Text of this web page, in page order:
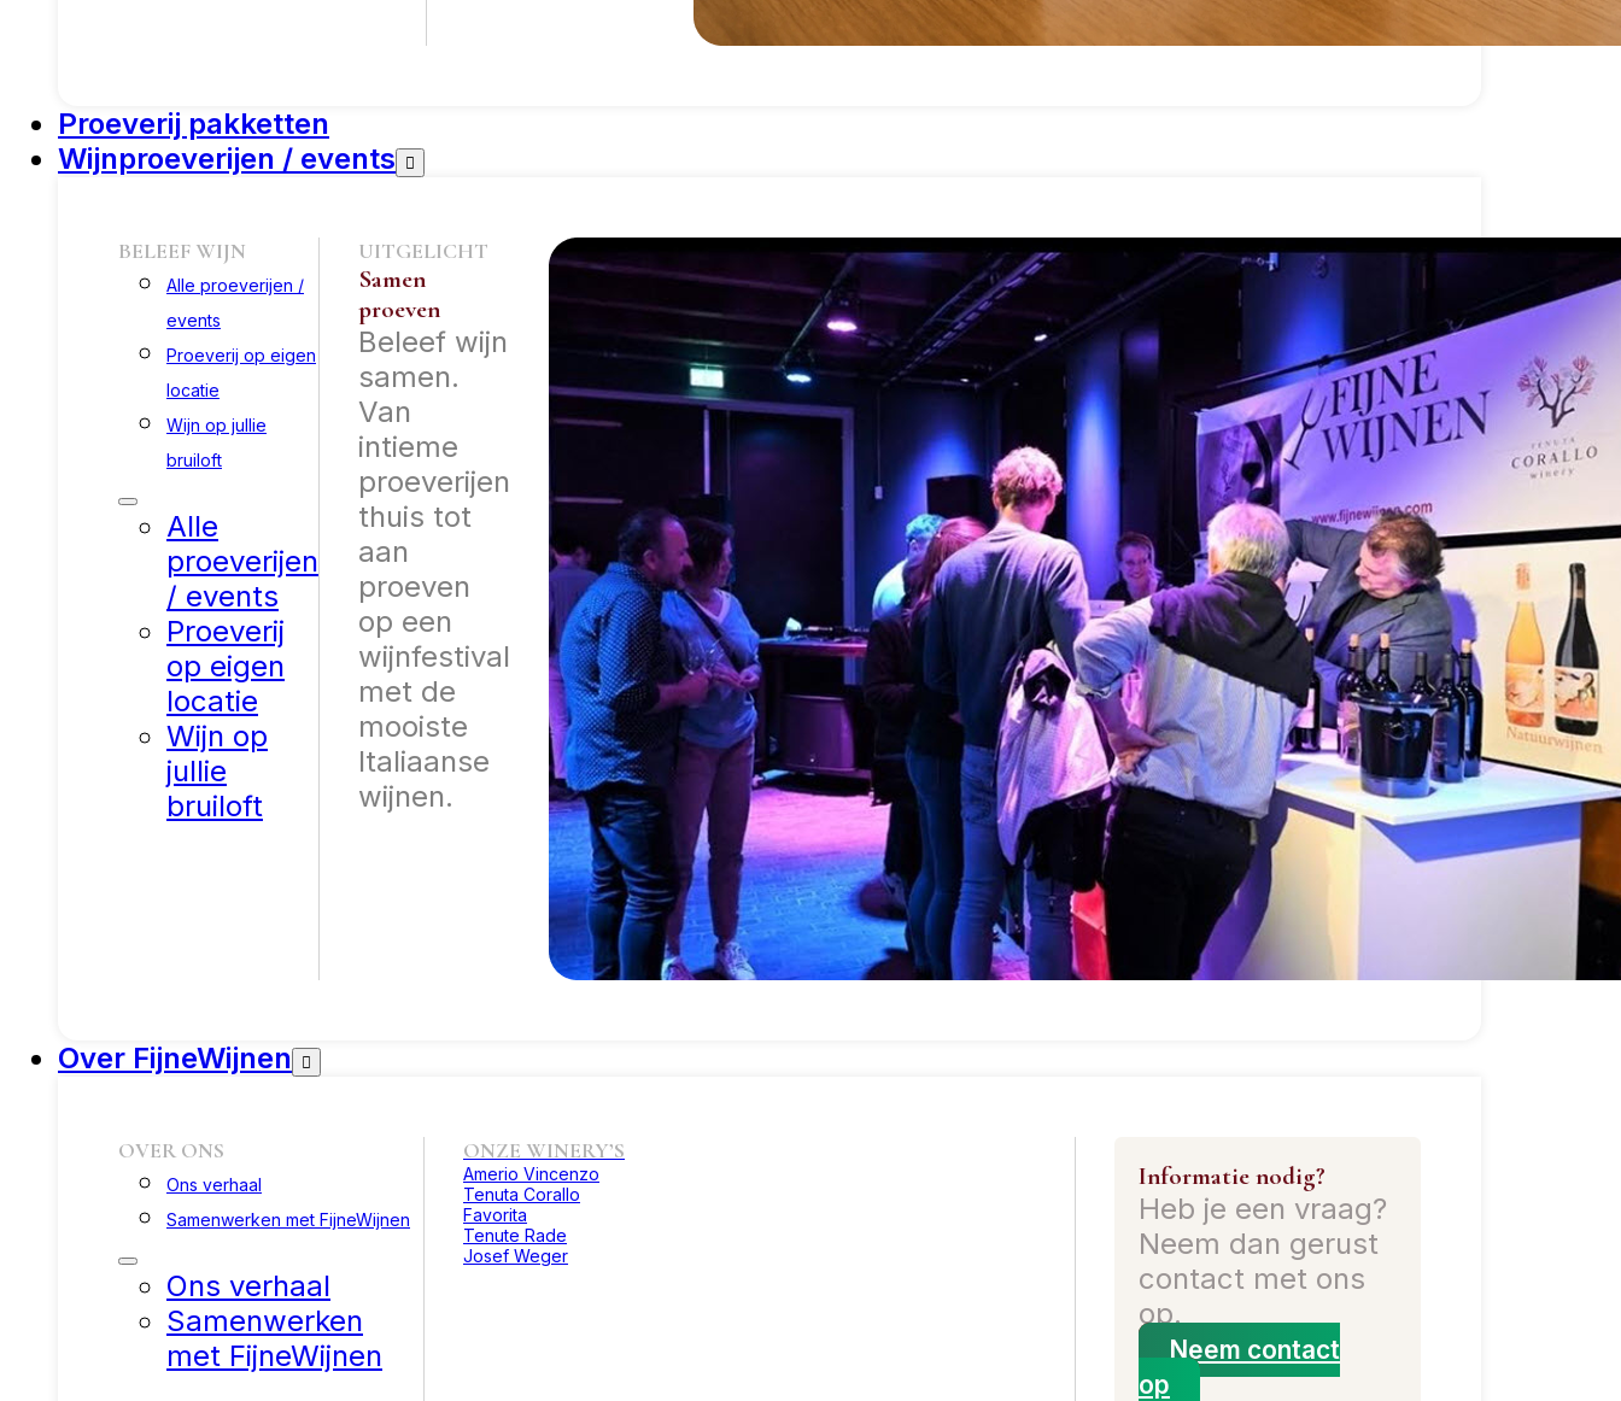
Proeverij pakketten
Wijnproeverijen / events
BELEEF WIJN
Alle proeverijen /
events
Proeverij op eigen
locatie
Wijn op jullie
bruiloft
Alle
proeverijen
/ events
Proeverij
op eigen
locatie
Wijn op
jullie
bruiloft
UITGELICHT
Samen
proeven
Beleef wijn
samen.
Van
intieme
proeverijen
thuis tot
aan
proeven
op een
wijnfestival
met de
mooiste
Italiaanse
wijnen.
Over FijneWijnen
OVER ONS
Ons verhaal
Samenwerken met FijneWijnen
Ons verhaal
Samenwerken
met FijneWijnen
ONZE WINERY’S
Amerio Vincenzo
Tenuta Corallo
Favorita
Tenute Rade
Josef Weger
Informatie nodig?
Heb je een vraag?
Neem dan gerust
contact met ons
op.
Neem contact
op